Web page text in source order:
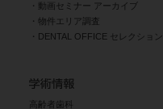
動画セミナー アーカイブ
物件エリア調査
DENTAL OFFICE セレクション
高齢者歯科